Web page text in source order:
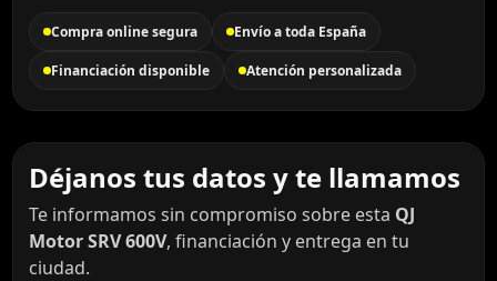
Compra online segura Envío a toda España
Financiación disponible Atención personalizada
Déjanos tus datos y te llamamos
Te informamos sin compromiso sobre esta QJ
Motor SRV 600V, financiación y entrega en tu
ciudad.